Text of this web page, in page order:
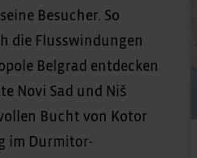
Besucher. So
die Flusswindungen
Belgrad entdecken
Novi Sad und Niš
Bucht von Kotor
im Durmitor-